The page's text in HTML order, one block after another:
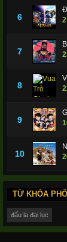
6
7
8
9
10
TỪ KHÓA
đấu la đại lục